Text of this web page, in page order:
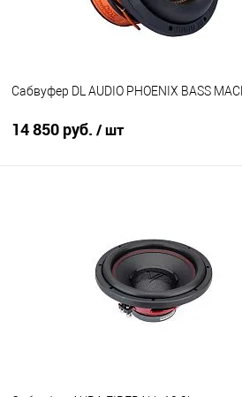
Сабвуфер DL AUDIO PHOENIX BASS
14 850 руб. / шт
В избранное